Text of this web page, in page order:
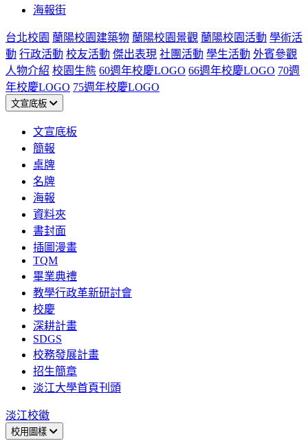
海報街
台北校園 蘭陽校園建築物 蘭陽校園景觀 蘭陽校園活動 學術活
動 行政活動 校友活動 傑出表現 社團活動 學生活動 外賓參觀
人物介紹 校園生態 60週年校慶LOGO 66週年校慶LOGO 70週
年校慶LOGO 75週年校慶LOGO
文宣底板
文宣底板
簡報
桌牌
名牌
海報
資料夾
書封面
插圖漫畫
TQM
畢業典禮
教學行政革新研討會
校慶
深耕計畫
SDGS
校務發展計畫
招生簡章
淡江大學首頁刊頭
淡江校徽
校用圖樣